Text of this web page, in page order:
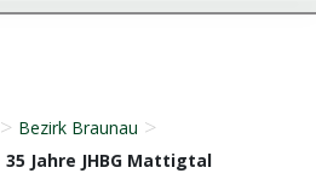
> Bezirk Braunau >
35 Jahre JHBG Mattigtal